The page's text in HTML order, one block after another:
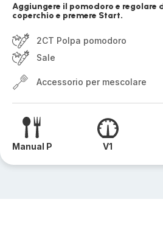
Aggiungere il pomodoro e regolare
coperchio e premere Start.
2CT Polpa pomodoro
Sale
Accessorio per mescolare
Manual P V1